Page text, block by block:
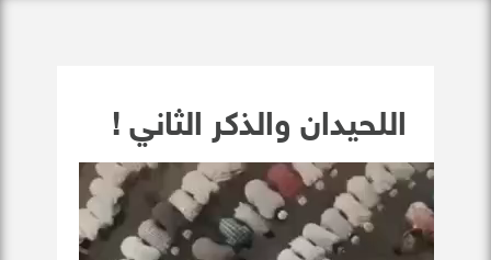
اللحيدان والذكر الثاني !